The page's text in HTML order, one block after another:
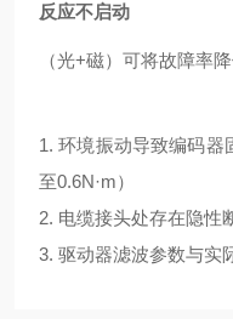
反应不启动
（光+磁）可将故障率降
1. 环境振动导致编码器
至0.6N·m）
2. 电缆接头处存在隐性
3. 驱动器滤波参数与实